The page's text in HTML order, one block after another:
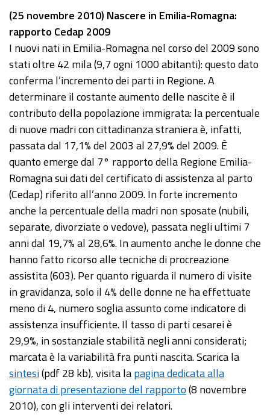
(25 novembre 2010) Nascere in Emilia-Romagna:
rapporto Cedap 2009
I nuovi nati in Emilia-Romagna nel corso del 2009 sono
stati oltre 42 mila (9,7 ogni 1000 abitanti): questo dato
conferma l’incremento dei parti in Regione. A
determinare il costante aumento delle nascite è il
contributo della popolazione immigrata: la percentuale
di nuove madri con cittadinanza straniera è, infatti,
passata dal 17,1% del 2003 al 27,9% del 2009. È
quanto emerge dal 7° rapporto della Regione Emilia-
Romagna sui dati del certificato di assistenza al parto
(Cedap) riferito all’anno 2009. In forte incremento
anche la percentuale della madri non sposate (nubili,
separate, divorziate o vedove), passata negli ultimi 7
anni dal 19,7% al 28,6%. In aumento anche le donne che
hanno fatto ricorso alle tecniche di procreazione
assistita (603). Per quanto riguarda il numero di visite
in gravidanza, solo il 4% delle donne ne ha effettuate
meno di 4, numero soglia assunto come indicatore di
assistenza insufficiente. Il tasso di parti cesarei è
29,9%, in sostanziale stabilità negli anni considerati;
marcata è la variabilità fra punti nascita. Scarica la
sintesi(pdf 28 kb), visita lapagina dedicata alla
giornata di presentazione del rapporto(8 novembre
2010), con gli interventi dei relatori.